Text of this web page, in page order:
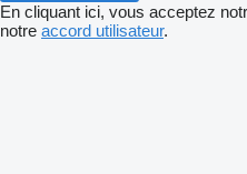
En cliquant ici, vous acceptez
notre accord utilisateur.